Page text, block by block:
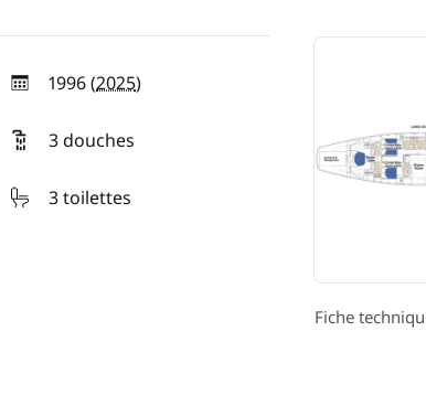
1996 (2025)
année
3 douches
3 toilettes
Fiche